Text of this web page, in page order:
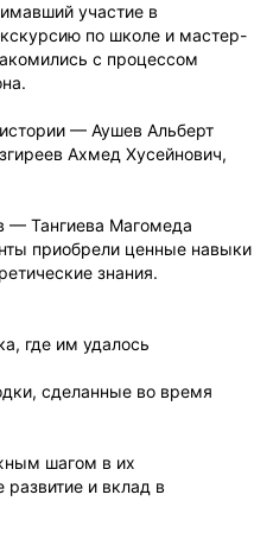
участие в
по школе и мастер-
с процессом
— Аушев Альберт
Ахмед Хусейнович,
— Тангиева Магомеда
приобрели ценные навыки
знания.
где им удалось
сделанные во время
шагом в их
и вклад в